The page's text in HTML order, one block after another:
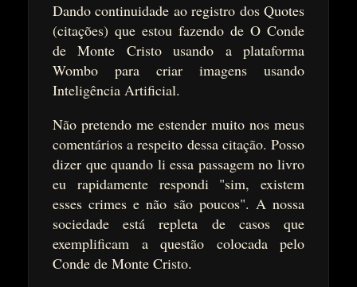
Dando continuidade ao registro dos Quotes
(citações) que estou fazendo de O Conde
de Monte Cristo usando a plataforma
Wombo para criar imagens usando
Inteligência Artificial.
Não pretendo me estender muito nos meus
comentários a respeito dessa citação. Posso
dizer que quando li essa passagem no livro
eu rapidamente respondi "sim, existem
esses crimes e não são poucos". A nossa
sociedade está repleta de casos que
exemplificam a questão colocada pelo
Conde de Monte Cristo.